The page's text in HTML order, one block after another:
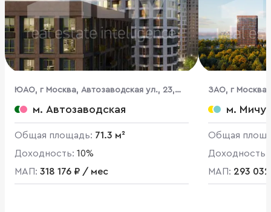
ЮАО, г Москва, Автозаводская ул., 23,
стр. 66м. Автозаводская
Общая площадь: 71.3 м²
Доходность: 10%
МАП: 318 176 ₽ / мес
ЗАО, г Москва,
м.
Общая
Доходность:
МАП: 293